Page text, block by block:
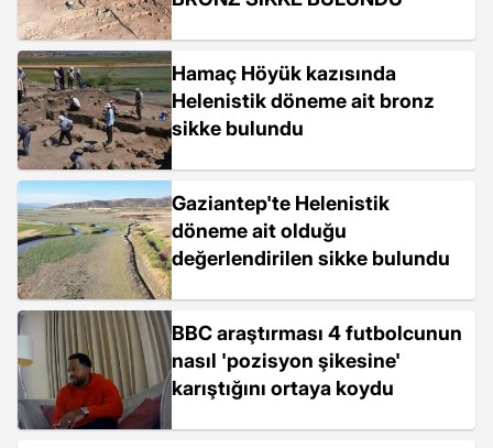
Hamaç Höyük kazısında
Helenistik döneme ait bronz
sikke bulundu
Gaziantep'te Helenistik
döneme ait olduğu
değerlendirilen sikke bulundu
BBC araştırması 4 futbolcunun
nasıl 'pozisyon şikesine'
karıştığını ortaya koydu